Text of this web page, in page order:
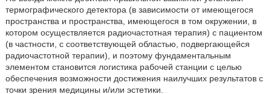
термографического детектора (в зависимости от имеющегося
пространства и пространства, имеющегося в том окружении, в
котором осуществляется радиочастотная терапия) с пациентом
(в частности, с соответствующей областью, подвергающейся
радиочастотной терапии), и поэтому фундаментальным
элементом становится логистика рабочей станции с целью
обеспечения возможности достижения наилучших результатов с
точки зрения медицины и/или эстетики.